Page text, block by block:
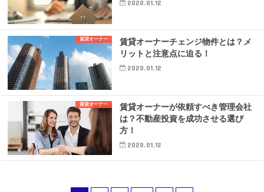
2020.01.12
賃貸オーナー
賃貸オーナーチェンジ物件とは？メ
リットと注意点に迫る！
2020.01.12
賃貸オーナー
賃貸オーナーが依頼すべき管理会社
は？不動産投資を成功させる選び
方！
2020.01.12